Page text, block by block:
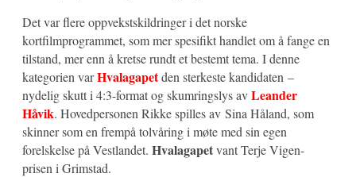
Det var flere oppvekstskildringer i det norske
kortfilmprogrammet, som mer spesifikt handlet om å fange en
tilstand, mer enn å kretse rundt et bestemt tema. I denne
kategorien varHvalagapetden sterkeste kandidaten –
nydelig skutt i 4:3-format og skumringslys avLeander
Håvik. Hovedpersonen Rikke spilles av Sina Håland, som
skinner som en frempå tolvåring i møte med sin egen
forelskelse på Vestlandet. Hvalagapetvant Terje Vigen-
prisen i Grimstad.